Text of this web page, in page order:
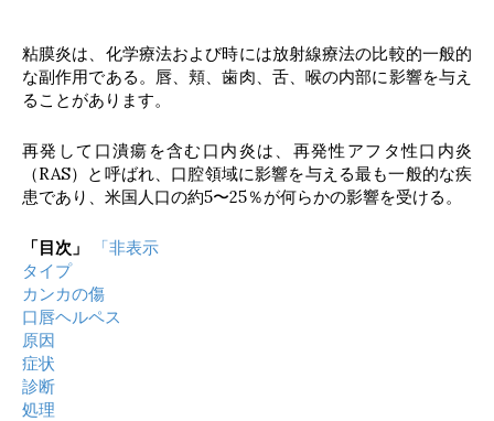
粘膜炎は、化学療法および時には放射線療法の比較的一般的
な副作用である。唇、頬、歯肉、舌、喉の内部に影響を与え
ることがあります。
再発して口潰瘍を含む口内炎は、再発性アフタ性口内炎
（RAS）と呼ばれ、口腔領域に影響を与える最も一般的な疾
患であり、米国人口の約5〜25％が何らかの影響を受ける。
「目次」
「非表示
タイプ
カンカの傷
口唇ヘルペス
原因
症状
診断
処理